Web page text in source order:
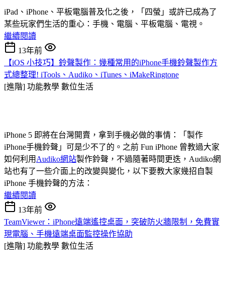
iPad、iPhone、平板電腦普及化之後，「四螢」或許已成為了
某些玩家們生活的重心：手機、電腦、平板電腦、電視。
繼續閱讀
13年前
【iOS 小技巧】鈴聲製作：幾種常用的iPhone手機鈴聲製作方
式總整理! iTools、Audiko、iTunes、iMakeRingtone
[進階] 功能教學 數位生活
iPhone 5 即將在台灣開賣，拿到手機必做的事情：「製作
iPhone手機鈴聲」可是少不了的。之前 Fun iPhone 曾教過大家
如何利用 Audiko網站製作鈴聲，不過隨著時間更迭，Audiko網
站也有了一些介面上的改變與變化，以下要教大家幾招自製
iPhone 手機鈴聲的方法：
繼續閱讀
13年前
TeamViewer：iPhone遠端遙控桌面，突破防火牆限制，免費實
現電腦、手機遠端桌面監控操作協助
[進階] 功能教學 數位生活